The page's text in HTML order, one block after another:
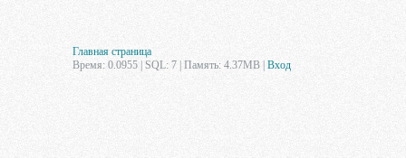
Главная страница
Время: 0.0955 | SQL: 7 | Память: 4.37MB Вход